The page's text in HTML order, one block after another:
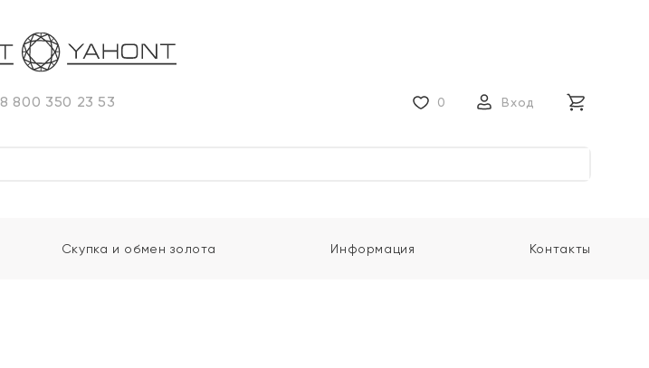
8 800 350 23 53 0 Вход
Скупка и обмен золота Информация Контакты